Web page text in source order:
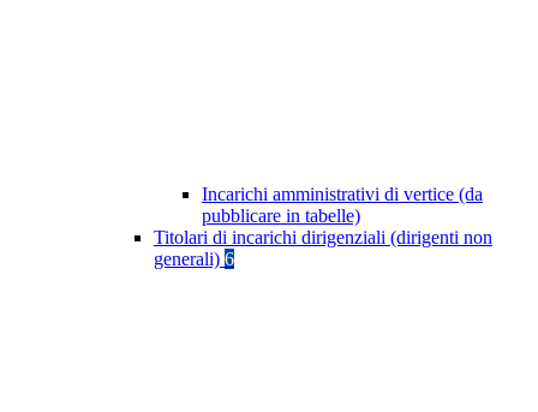
Incarichi amministrativi di vertice (da
pubblicare in tabelle)
Titolari di incarichi dirigenziali (dirigenti non
generali) 6